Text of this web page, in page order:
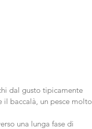
dal gusto tipicamente
baccalà, un pesce molto
una lunga fase di